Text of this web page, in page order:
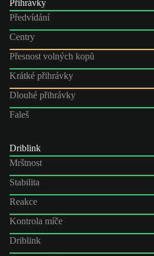
Přihrávky
Předvídání
Centry
Přesnost volných kopů
Krátké přihrávky
Dlouhé přihrávky
Faleš
Driblink
Mrštnost
Stabilita
Reakce
Kontrola míče
Driblink